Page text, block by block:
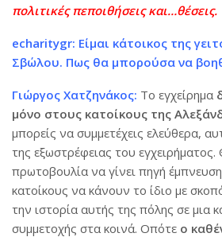
πολιτικές πεποιθήσεις και…θέσεις.
echaritygr: Είμαι κάτοικος της
Σβώλου. Πως θα μπορούσα να
Γιώργος Χατζηνάκος: Το εγχείρημα
μόνο στους κατοίκους της
μπορείς να συμμετέχεις ελεύθερα,
της εξωστρέφειας του
πρωτοβουλία να γίνει πηγή
κατοίκους να κάνουν το ίδιο με
την ιστορία αυτής της πόλης σε μια
συμμετοχής στα κοινά. Οπότε ο